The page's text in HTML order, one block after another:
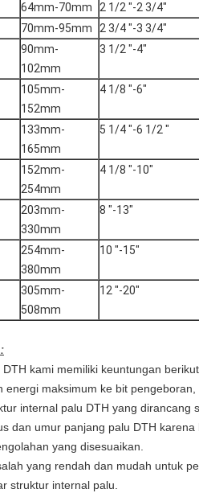
64mm-70mm 2 1/2 "-2 3/4"
70mm-95mm 2 3/4 "-3 3/4"
90mm-
102mm
3 1/2 "-4"
105mm-
152mm
4 1/8 "-6"
133mm-
165mm
5 1/4 "-6 1/2 "
152mm-
254mm
4 1/8 "-10"
203mm-
330mm
8 "-13"
254mm-
380mm
10 "-15"
305mm-
508mm
12 "-20"
DTH kami memiliki keuntungan
energi maksimum ke bit
internal palu DTH yang
dan umur panjang palu DTH
yang disesuaikan.
yang rendah dan mudah untuk
struktur internal palu.